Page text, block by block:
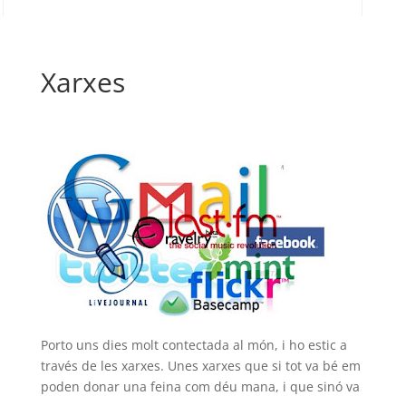
Xarxes
Porto uns dies molt contectada al món, i ho estic a
través de les xarxes. Unes xarxes que si tot va bé em
poden donar una feina com déu mana, i que sinó va